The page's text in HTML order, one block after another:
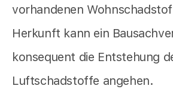
vorhandenen
Herkunft kann ein
konsequent die Entstehung
Luftschadstoffe angehen.